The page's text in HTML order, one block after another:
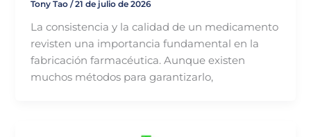
Tony Tao/21 de julio de 2026
La consistencia y la calidad de un medicamento
revisten una importancia fundamental en la
fabricación farmacéutica. Aunque existen
muchos métodos para garantizarlo,